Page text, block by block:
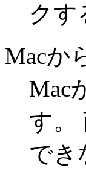
クす
Macか
Mac
す。
でき